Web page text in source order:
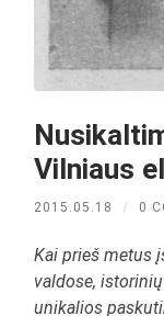
Vilniaus
2015.05.18 / 0
Kai prieš metus
valdose,
unikalios